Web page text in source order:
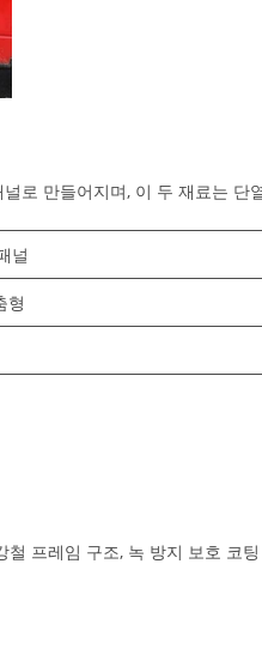
로 만들어지며, 이 두 재료는 단
널
형
프레임 구조, 녹 방지 보호 코